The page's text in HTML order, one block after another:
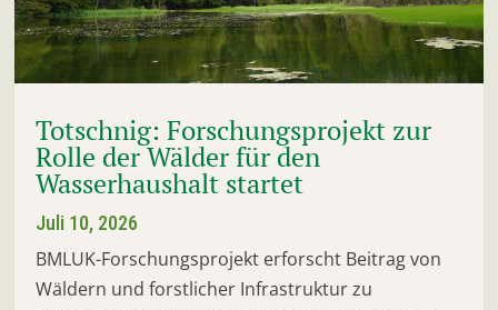
Totschnig: Forschungsprojekt zur
Rolle der Wälder für den
Wasserhaushalt startet
Juli 10, 2026
BMLUK-Forschungsprojekt erforscht Beitrag von
Wäldern und forstlicher Infrastruktur zu